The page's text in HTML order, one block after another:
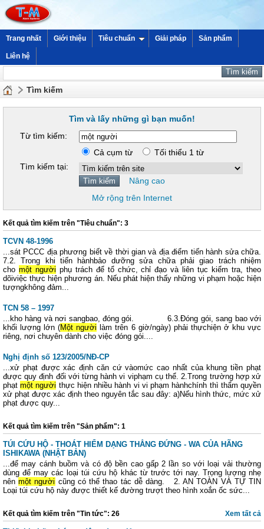
Trang nhất Giới thiệu Tiêu chuẩn Giải pháp Sản phẩm
Liên hệ
Tìm kiếm
Tìm và lấy những gì bạn muốn!
Từ tìm kiếm:
Cả cụm từ
Tối thiểu 1 từ
Tìm kiếm tại:
Nâng cao
Mở rộng trên Internet
Kết quả tìm kiếm trên "Tiêu chuẩn": 3
TCVN 48-1996
...sát PCCC địa phương biết về thời gian và địa điểm tiến hành sửa chữa.
7.2. Trong khi tiến hànhbảo dưỡng sửa chữa phải giao trách nhiệm
cho một người phụ trách để tổ chức, chỉ đạo và liên tục kiểm tra, theo
dõiviệc thực hiện phương án. Nếu phát hiện thấy những vi phạm hoặc hiện
tượngkhông đảm...
TCN 58 – 1997
...kho hàng và nơi sangbao, đóng gói. 6.3.Đóng gói, sang bao với
khối lượng lớn (Một người làm trên 6 giờ/ngày) phải thựchiện ở khu vực
riêng, nơi chuyên dành cho việc đóng gói....
Nghị định số 123/2005/NĐ-CP
...xử phạt được xác định căn cứ vàomức cao nhất của khung tiền phạt
được quy định đối với từng hành vi viphạm cụ thể. 2.Trong trường hợp xử
phạtmột người thực hiện nhiều hành vi vi phạm hànhchính thì thẩm quyền
xử phạt được xác định theo nguyên tắc sau đây: a)Nếu hình thức, mức xử
phạt được quy...
Kết quả tìm kiếm trên "Sản phẩm": 1
TÚI CỨU HỘ - THOÁT HIỂM DẠNG THẲNG ĐỨNG - WA CỦA HÃNG
ISHIKAWA (NHẬT BẢN)
...để may cánh buồm và có độ bền cao gấp 2 lần so với loại vải thường
dùng để may các loại túi cứu hộ khác từ trước tới nay. Trọng lượng nhẹ
nênmột người cũng có thể thao tác dễ dàng. 2. AN TOÀN VÀ TỰ TIN
Loại túi cứu hộ này được thiết kế đường trượt theo hình xoắn ốc sức...
Xem tất cả
Kết quả tìm kiếm trên "Tin tức": 26